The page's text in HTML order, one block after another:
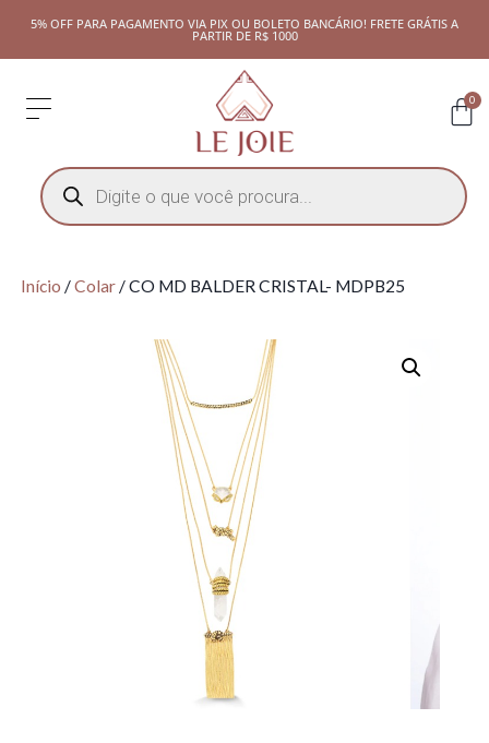
5% OFF PARA PAGAMENTO VIA PIX OU BOLETO BANCÁRIO! FRETE GRÁTIS A
PARTIR DE R$ 1000
0
Início /Colar/ CO MD BALDER CRISTAL- MDPB25